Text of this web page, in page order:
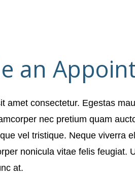
an
amet consectetur. Egestas
nec pretium quam
vel tristique. Neque viverra
nonicula vitae felis feugiat.
at.